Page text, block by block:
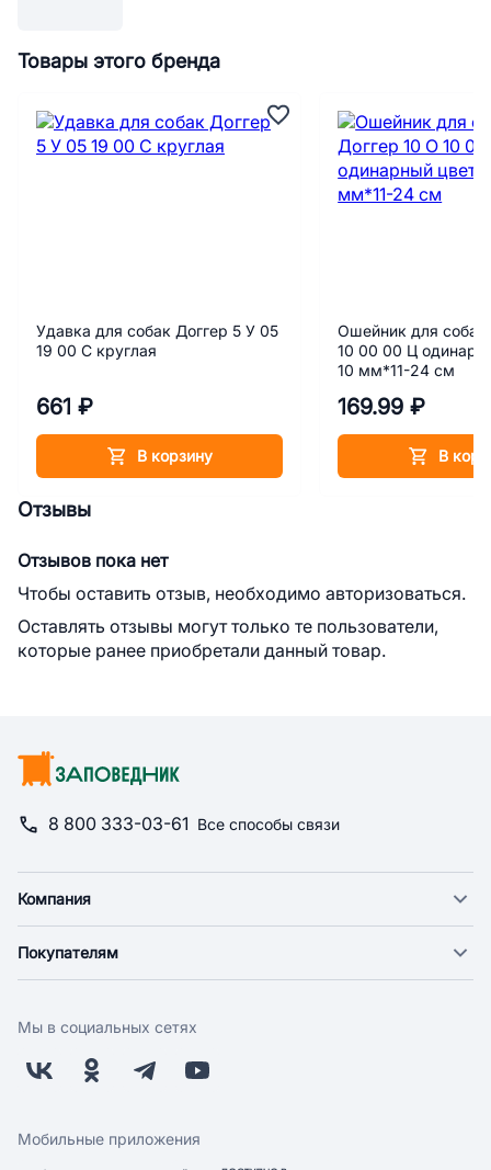
Товары этого бренда
Удавка для собак Доггер 5 У 05
19 00 С круглая
661 ₽
В корзину
Ошейник для собак
10 00 00 Ц
10 мм*11-24 см
169.99 ₽
В
Отзывы
Отзывов пока нет
Чтобы оставить отзыв, необходимо авторизоваться.
Оставлять отзывы могут только те пользователи,
которые ранее приобретали данный товар.
8 800 333-03-61 Все способы связи
Компания
Новости
Поставщикам
Заводчикам
Обратная связь
Покупателям
Оплата
Бонусная программа
Скидки и акции
Мы в социальных сетях
Мобильные приложения